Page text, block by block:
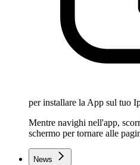
per installare la App sul tuo
Mentre navighi nell'app,
schermo per tornare alle
News